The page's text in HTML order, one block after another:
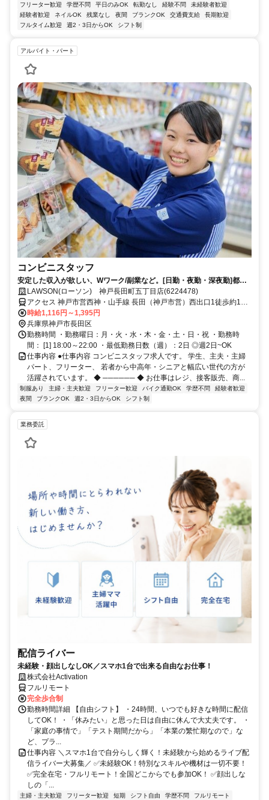
フリーター歓迎
学歴不問 平日のみOK 転勤なし 経験不問
未経験者歓迎
経験者歓迎
ネイルOK 残業なし 夜間 ブランクOK 交通費支給
長期歓迎
フルタイム歓迎
週2・3日からOK シフト制
アルバイト・パート
コンビニスタッフ
安定した収入が欲しい、Wワーク/副業など。[日勤・夜勤・深夜勤]都合
に合わせてシフト相談◎
LAWSON(ローソン) 神戸長田町五丁目店(6224478)
アクセス 神戸市営西神・山手線 長田（神戸市営）西出口1徒歩約10
分、神戸高速鉄道東西線 高速長田西口2徒歩約10分、神戸電鉄有馬
線/神戸高速鉄道南北線 長田（神戸電鉄線）徒歩約15分
時給1,116円～1,395円
兵庫県神戸市長田区
勤務時間 ・勤務曜日：月・火・水・木・金・土・日・祝 ・勤務時
間： [1] 18:00～22:00 ・最低勤務日数（週）：2日 ◎週2日~OK
仕事内容 ●仕事内容 コンビニスタッフ求人です。 学生、主夫・主婦
パート、フリーター、 若者から中高年・シニアと幅広い世代の方が
活躍されています。 ◆ ────── ◆ お仕事はレジ、接客販売、商...
制服あり 主婦・主夫歓迎 フリーター歓迎 バイク通勤OK 学歴不問
経験者歓迎
夜間
ブランクOK 週2・3日からOK シフト制
業務委託
配信ライバー
未経験・顔出しなしOK／スマホ1台で出来る自由なお仕事！
株式会社Activation
フルリモート
完全歩合制
勤務時間詳細 【自由シフト】 ・24時間、いつでも好きな時間に配信
してOK！ ・「休みたい」と思った日は自由に休んで大丈夫です。 ・
「家庭の事情で」「テスト期間だから」「本業の繁忙期なので」な
ど、プラ...
仕事内容 ＼スマホ1台で自分らしく輝く！未経験から始めるライブ配
信ライバー大募集／ ✅未経験OK！特別なスキルや機材は一切不要！
✅完全在宅・フルリモート！全国どこからでも参加OK！ ✅顔出しな
しの「...
主婦・主夫歓迎 フリーター歓迎 短期 シフト自由 学歴不問
フルリモート